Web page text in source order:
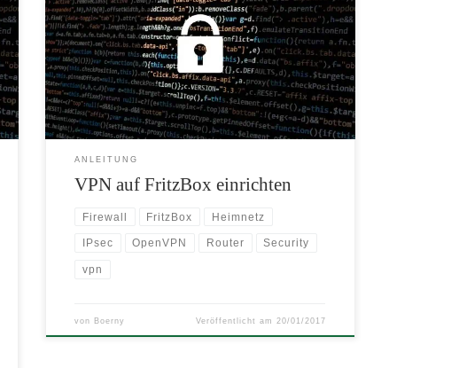
Internet in das private (Heim-)netz. Hier wird mit
gezeigt, wie einfach die Konfiguration mit einer
FritzBox sein kann. Dabei kann die FritzBox sowohl
als VPN Router als auch als VPN Server konfiguriert
werden.
ANLEITUNG
VPN auf FritzBox einrichten
Firewall FritzBox Heimnetz
IPsec OpenVPN Router Security
vpn
von Boerny Veröffentlicht am 20/01/2017